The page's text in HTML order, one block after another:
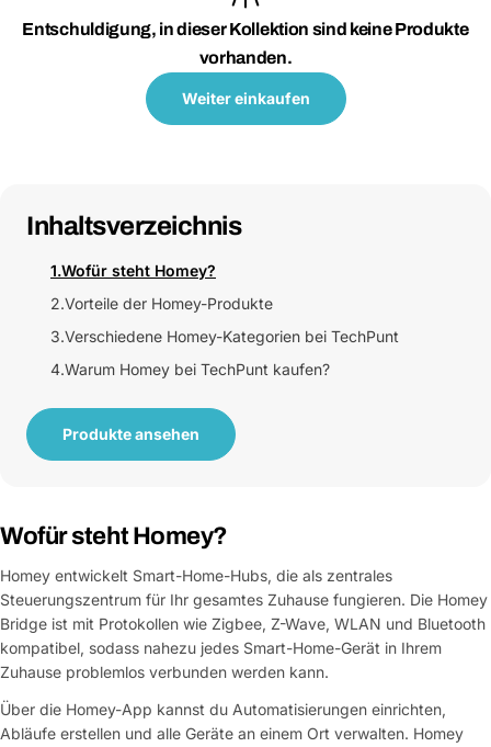
Entschuldigung, in dieser Kollektion sind keine Produkte
vorhanden.
Weiter einkaufen
Inhaltsverzeichnis
1.Wofür steht Homey?
2.Vorteile der Homey-Produkte
3.Verschiedene Homey-Kategorien bei TechPunt
4.Warum Homey bei TechPunt kaufen?
Produkte ansehen
Wofür steht Homey?
Homey entwickelt Smart-Home-Hubs, die als zentrales
Steuerungszentrum für Ihr gesamtes Zuhause fungieren. Die Homey
Bridge ist mit Protokollen wie Zigbee, Z-Wave, WLAN und Bluetooth
kompatibel, sodass nahezu jedes Smart-Home-Gerät in Ihrem
Zuhause problemlos verbunden werden kann.
Über die Homey-App kannst du Automatisierungen einrichten,
Abläufe erstellen und alle Geräte an einem Ort verwalten. Homey